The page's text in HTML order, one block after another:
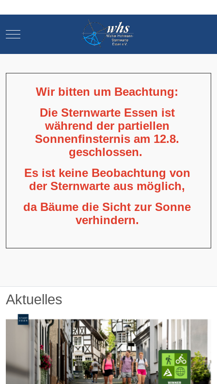
Mobile Menu Toggle
Wir bitten um Beachtung:
Die Sternwarte Essen ist
während der partiellen
Sonnenfinsternis am 12.8.
geschlossen.
Es ist keine Beobachtung von
der Sternwarte aus möglich,
da Bäume die Sicht zur Sonne
verhindern.
Aktuelles